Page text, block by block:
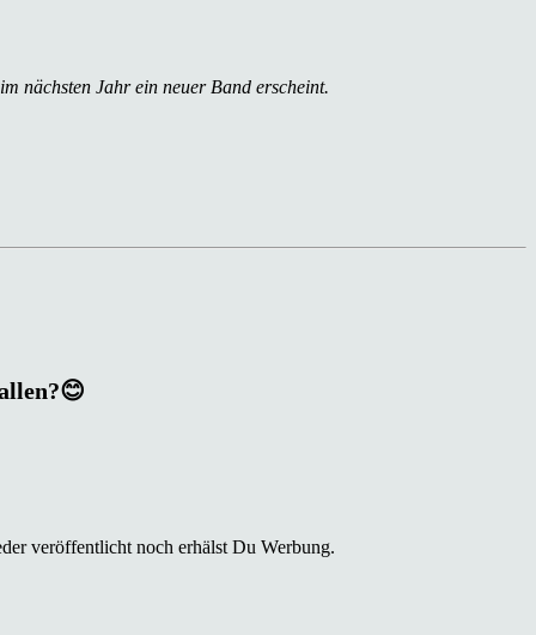
im nächsten Jahr ein neuer Band erscheint.
veröffentlicht noch erhälst Du Werbung.